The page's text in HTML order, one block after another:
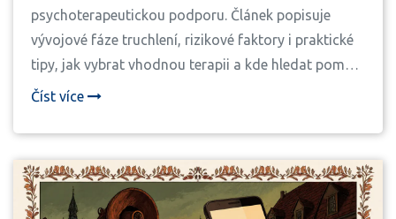
psychoterapeutickou podporu. Článek popisuje
vývojové fáze truchlení, rizikové faktory i praktické
tipy, jak vybrat vhodnou terapii a kde hledat pomoc
v ČR.
Číst více